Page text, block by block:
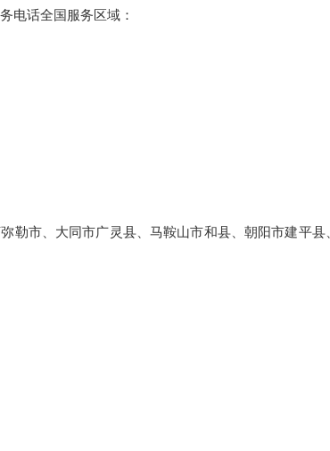
电话全国服务区域：
勒市、大同市广灵县、马鞍山市和县、朝阳市建平县